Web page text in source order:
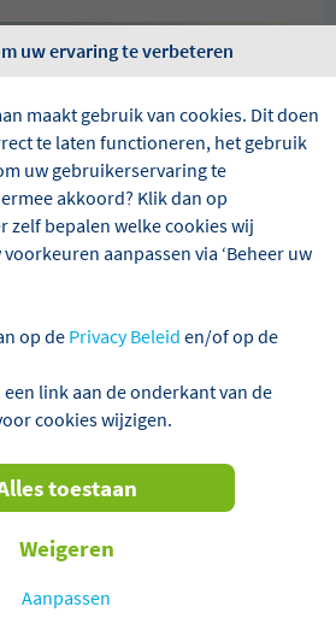
gevonden
Najaarsreizen Alles
TOT € 70,- KORTING P.P.!
uw ervaring te verbeteren
maakt gebruik van cookies. Dit doen
te laten functioneren, het gebruik
uw gebruikerservaring te
akkoord? Klik dan op
zelf bepalen welke cookies wij
aanpassen via ‘Beheer uw
op de Privacy Beleid en/of op de
link aan de onderkant van de
cookies wijzigen.
Aanpassen
Weigeren
toestaan